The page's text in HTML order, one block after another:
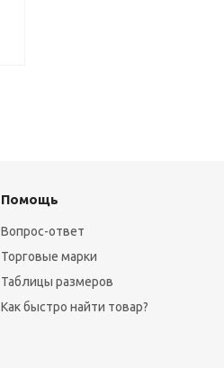
Помощь
Вопрос-ответ
Торговые марки
Таблицы размеров
Как быстро найти товар?